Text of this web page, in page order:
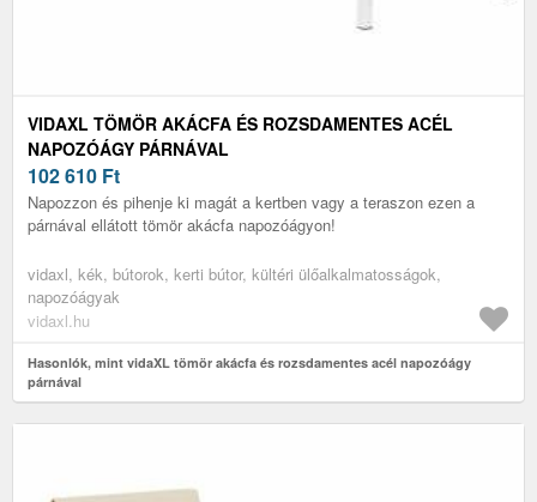
VIDAXL TÖMÖR AKÁCFA ÉS ROZSDAMENTES ACÉL
NAPOZÓÁGY PÁRNÁVAL
102 610 Ft
Napozzon és pihenje ki magát a kertben vagy a teraszon ezen a
párnával ellátott tömör akácfa napozóágyon!
vidaxl, kék, bútorok, kerti bútor, kültéri ülőalkalmatosságok,
napozóágyak
vidaxl.hu
Hasonlók, mint vidaXL tömör akácfa és rozsdamentes acél napozóágy
párnával